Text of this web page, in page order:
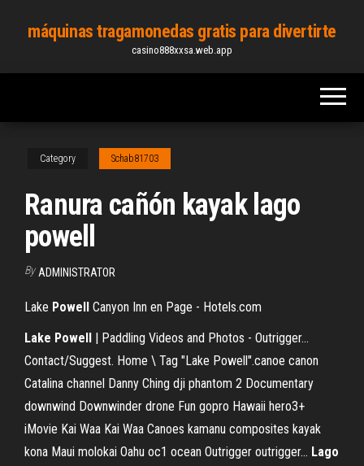
content
máquinas tragamonedas gratis para divertirte
casino888xxsa.web.app
Category Schab81703
Ranura cañón kayak lago
powell
By ADMINISTRATOR
Lake Powell Canyon Inn en Page - Hotels.com
Lake Powell | Paddling Videos and Photos - Outrigger…
Contact/Suggest. Home \ Tag "Lake Powell".canoe canon
Catalina channel Danny Ching dji phantom 2 Documentary
downwind Downwinder drone Fun gopro Hawaii hero3+
iMovie Kai Waa Kai Waa Canoes kamanu composites kayak
kona Maui molokai Oahu oc1 ocean Outrigger outrigger... Lago